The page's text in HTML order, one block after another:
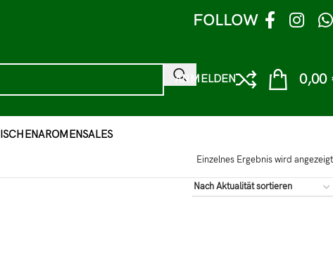
FOLLOW
ANMELDEN 0,00
AROMENSALES
Einzelnes Ergebnis wird angezeigt